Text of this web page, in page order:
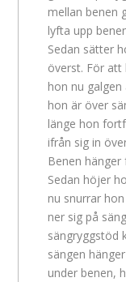
mellan benen
lyfta upp
Sedan sätter
överst. För att
hon nu
hon är över
länge hon
ifrån sig in
Benen
Sedan höjer
nu snurrar
ner sig på
sängryggstöd
sängen
under benen,